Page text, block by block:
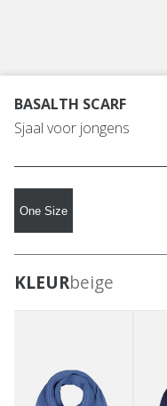
BASALTH SCARF
Sjaal voor jongens
One Size
KLEURbeige